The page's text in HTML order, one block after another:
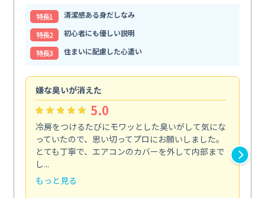
特⻑1
清潔感ある身だしなみ
特⻑2
初心者にも優しい説明
特⻑3
住まいに配慮した心遣い
嫌な臭いが消えた
5.0
冷房をつけるたびにモワッとした臭いがして気にな
っていたので、思い切ってプロにお願いしました。
とても丁寧で、エアコンのカバーを外して内部まで
し...
もっと見る